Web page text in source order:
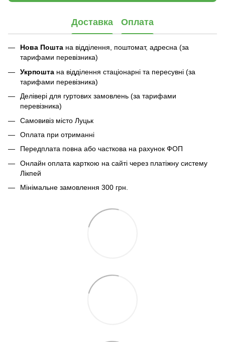
Доставка Оплата
Нова Пошта на відділення, поштомат, адресна (за
тарифами перевізника)
Укрпошта на відділення стаціонарні та пересувні (за
тарифами перевізника)
Делівері для гуртових замовлень (за тарифами
перевізника)
Самовивіз місто Луцьк
Оплата при отриманні
Передплата повна або часткова на рахунок ФОП
Онлайн оплата карткою на сайті через платіжну систему
Лікпей
Мінімальне замовлення 300 грн.